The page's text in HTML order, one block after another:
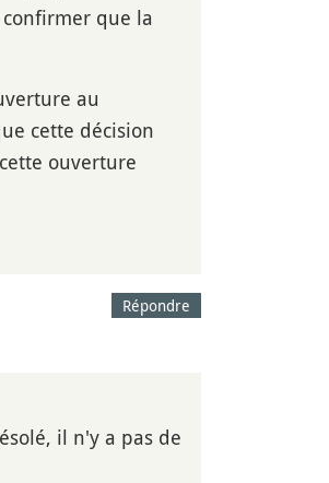
que la
au
cette décision
ouverture
Répondre
il n'y a pas de